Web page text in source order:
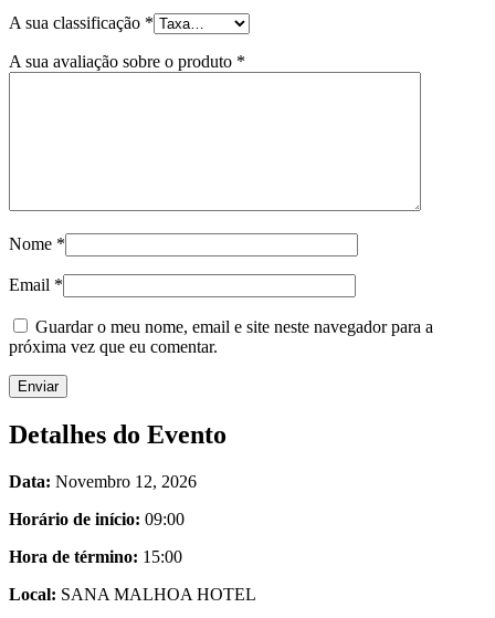
A sua classificação *
A sua avaliação sobre o produto *
Nome *
Email *
Guardar o meu nome, email e site neste navegador para a
próxima vez que eu comentar.
Detalhes do Evento
Data: Novembro 12, 2026
Horário de início: 09:00
Hora de término: 15:00
Local: SANA MALHOA HOTEL